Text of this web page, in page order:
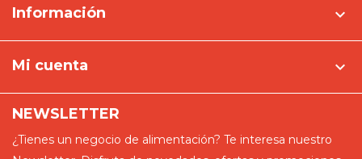
Información 
Mi cuenta 
NEWSLETTER
¿Tienes un negocio de alimentación? Te interesa nuestro